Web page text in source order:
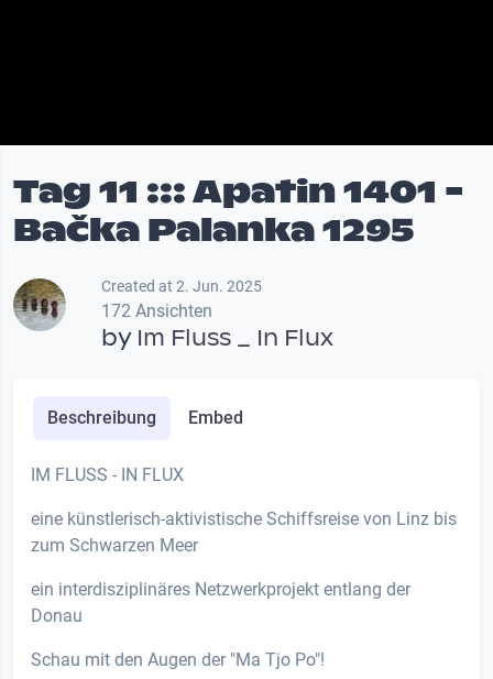
Tag 11 ::: Apatin 1401 -
Bačka Palanka 1295
Created at 2. Jun. 2025
172 Ansichten
by Im Fluss _ In Flux
Beschreibung Embed
IM FLUSS - IN FLUX
eine künstlerisch-aktivistische Schiffsreise von Linz bis
zum Schwarzen Meer
ein interdisziplinäres Netzwerkprojekt entlang der
Donau
Schau mit den Augen der "Ma Tjo Po"!